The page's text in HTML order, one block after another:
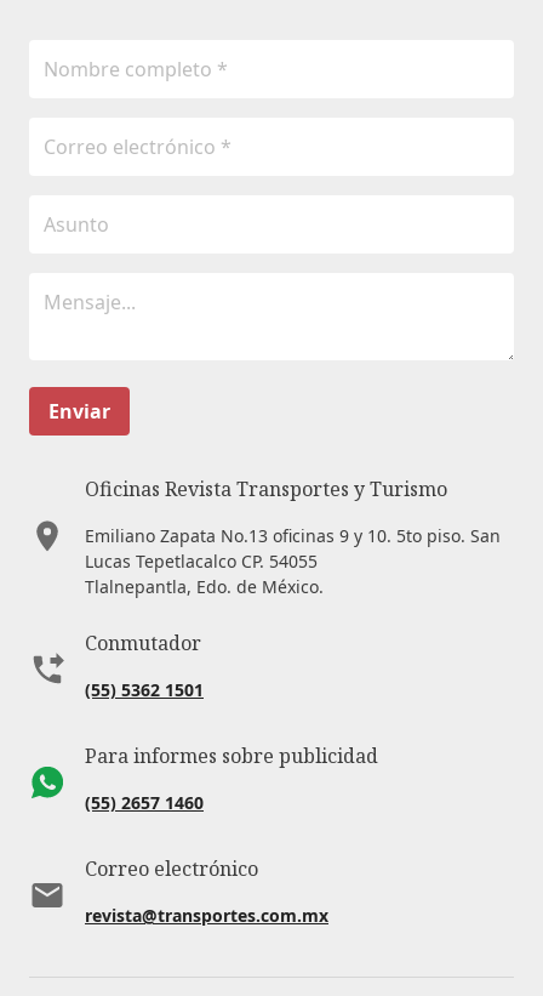
Enviar
Oficinas Revista Transportes y Turismo
Emiliano Zapata No.13 oficinas 9 y 10. 5to piso. San
Lucas Tepetlacalco CP. 54055
Tlalnepantla, Edo. de México.
Conmutador
(55) 5362 1501
Para informes sobre publicidad
(55) 2657 1460
Correo electrónico
revista@transportes.com.mx